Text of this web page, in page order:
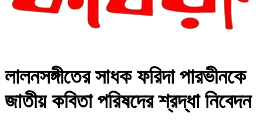
লালনসঙ্গীতের সাধক ফরিদা পারভীনকে
জাতীয় কবিতা পরিষদের শ্রদ্ধা নিবেদন